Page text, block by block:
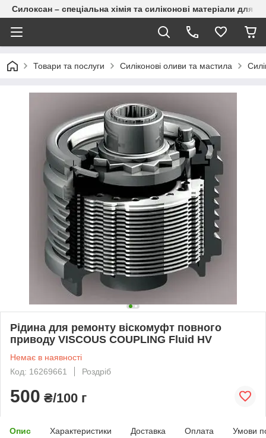
Силоксан – спеціальна хімія та силіконові матеріали для
Товари та послуги Силіконові оливи та мастила
Рідина для ремонту віскомуфт повного
приводу VISCOUS COUPLING Fluid HV
Немає в наявності
Код: 16269661
Роздріб
500 ₴/100 г
Опис Характеристики Доставка Оплата Умови